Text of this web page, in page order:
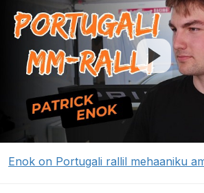
Enok on Portugali rallil mehaaniku